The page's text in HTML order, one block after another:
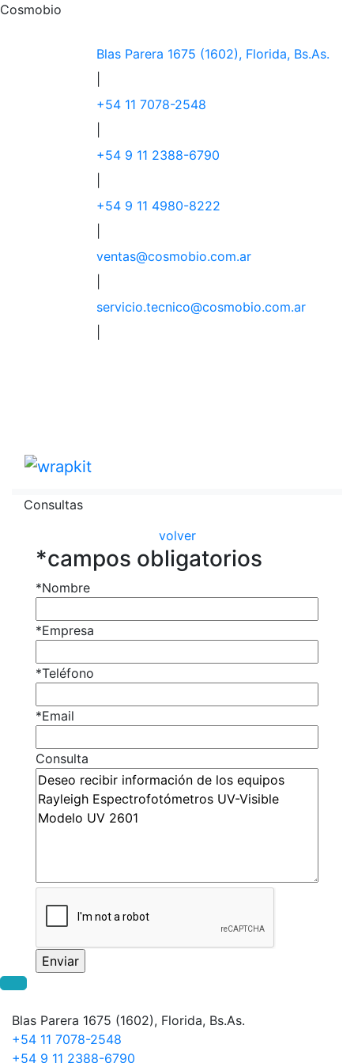
Cosmobio
Blas Parera 1675 (1602), Florida, Bs.As.
+54 11 7078-2548
+54 9 11 2388-6790
+54 9 11 4980-8222
ventas@cosmobio.com.ar
servicio.tecnico@cosmobio.com.ar
Consultas
volver
*campos obligatorios
*Nombre
*Empresa
*Teléfono
*Email
Consulta
Blas Parera 1675 (1602), Florida, Bs.As.
+54 11 7078-2548
+54 9 11 2388-6790